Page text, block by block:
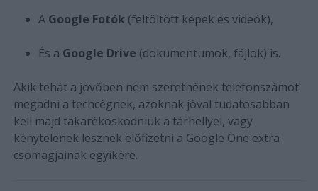
A Google Fotók (feltöltött képek és videók),
És a Google Drive (dokumentumok, fájlok) is.
Akik tehát a jövőben nem szeretnének telefonszámot
megadni a techcégnek, azoknak jóval tudatosabban
kell majd takarékoskodniuk a tárhellyel, vagy
kénytelenek lesznek előfizetni a Google One extra
csomagjainak egyikére.